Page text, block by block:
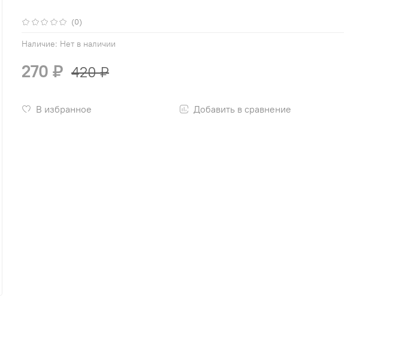
(0)
Наличие: Нет в наличии
270 ₽ 420 ₽
В избранное Добавить в сравнение